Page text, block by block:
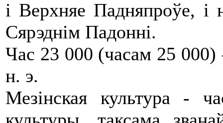
і Верхняе Падняпроўе,
Сярэднім Падонні.
Час 23 000 (часам 25
н. э.
Мезінская культура -